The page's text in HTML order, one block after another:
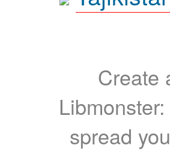
Create
spread